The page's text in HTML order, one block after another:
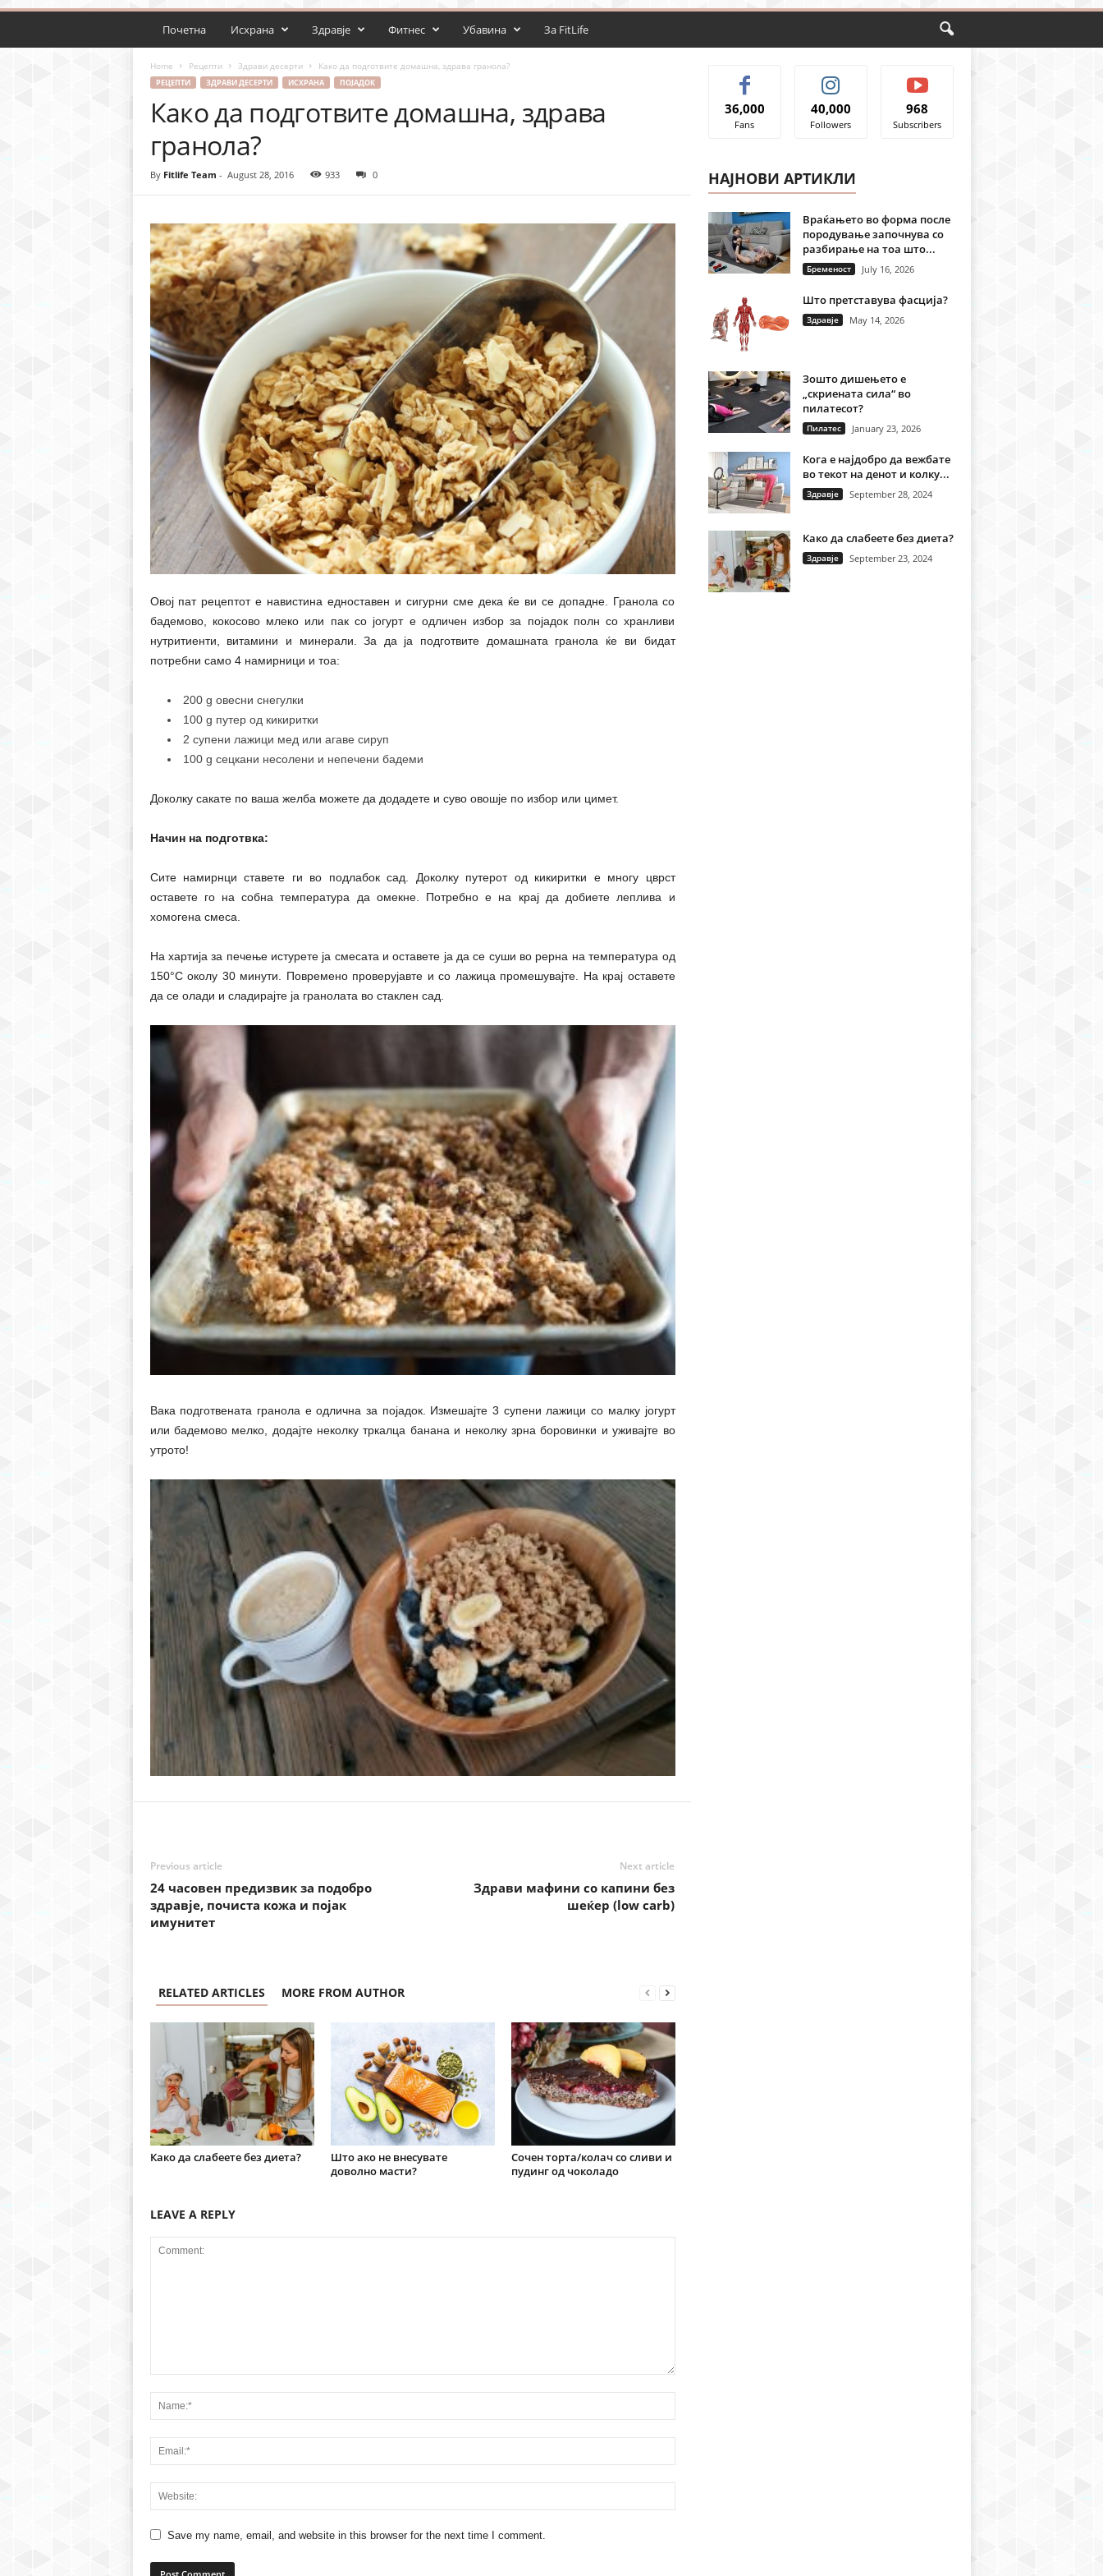
Почетна Исхрана Здравје Фитнес Убавина За FitLife
Home Рецепти Здрави десерти Како да подготвите домашна, здрава гранола?
РЕЦЕПТИ ЗДРАВИ ДЕСЕРТИ ИСХРАНА ПОЈАДОК
Како да подготвите домашна, здрава
гранола?
By Fitlife Team - August 28, 2016 933 0
Овој пат рецептот е навистина едноставен и сигурни сме дека ќе ви се допадне. Гранола со
бадемово, кокосово млеко или пак со јогурт е одличен избор за појадок полн со хранливи
нутритиенти, витамини и минерали. За да ја подготвите домашната гранола ќе ви бидат
потребни само 4 намирници и тоа:
200 g овесни снегулки
100 g путер од кикиритки
2 супени лажици мед или агаве сируп
100 g сецкани несолени и непечени бадеми
Доколку сакате по ваша желба можете да додадете и суво овошје по избор или цимет.
Начин на подготвка:
Сите намирнци ставете ги во подлабок сад. Доколку путерот од кикиритки е многу цврст
оставете го на собна температура да омекне. Потребно е на крај да добиете леплива и
хомогена смеса.
На хартија за печење истурете ја смесата и оставете ја да се суши во рерна на температура од
150°С околу 30 минути. Повремено проверујавте и со лажица промешувајте. На крај оставете
да се олади и сладирајте ја гранолата во стаклен сад.
Вака подготвената гранола е одлична за појадок. Измешајте 3 супени лажици со малку јогурт
или бадемово мелко, додајте неколку тркалца банана и неколку зрна боровинки и уживајте во
утрото!
Previous article
24 часовен предизвик за подобро
здравје, почиста кожа и појак
имунитет
Next article
Здрави мафини со капини без
шеќер (low carb)
RELATED ARTICLES MORE FROM AUTHOR
Како да слабеете без диета?
Што ако не внесувате
доволно масти?
Сочен торта/колач со сливи и
пудинг од чоколадо
LEAVE A REPLY
Save my name, email, and website in this browser for the next time I comment.
36,000
Fans
40,000
Followers
968
Subscribers
НАЈНОВИ АРТИКЛИ
Враќањето во форма после
породување започнува со
разбирање на тоа што...
Бременост July 16, 2026
Што претставува фасција?
Здравје May 14, 2026
Зошто дишењето е
„скриената сила“ во
пилатесот?
Пилатес January 23, 2026
Кога е најдобро да вежбате
во текот на денот и колку...
Здравје September 28, 2024
Како да слабеете без диета?
Здравје September 23, 2024